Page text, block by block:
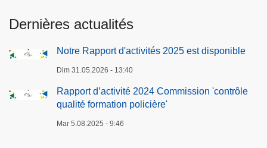
Dernières actualités
Notre Rapport d'activités 2025 est disponible
Dim 31.05.2026 - 13:40
Rapport d’activité 2024 Commission 'contrôle
qualité formation policière'
Mar 5.08.2025 - 9:46